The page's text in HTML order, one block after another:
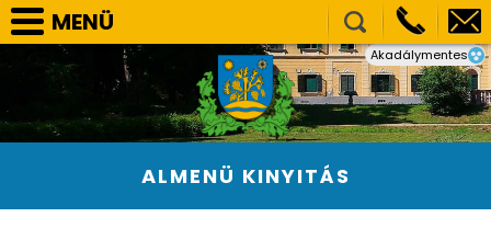
Akadálymentes
MENÜ
SELLYE VÁROS ÖNKORMÁNYZAT
TÁRSULÁSOK
NEMZETISÉGI ÖNKORMÁNYZATOK
ALMENÜ KINYITÁS